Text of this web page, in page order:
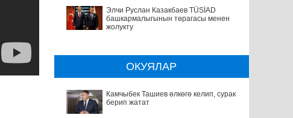
Элчи Руслан Казакбаев TÜSİAD
башкармалыгынын төрагасы менен
жолукту
ОКУЯЛАР
Камчыбек Ташиев өлкөгө келип, сурак
берип жатат